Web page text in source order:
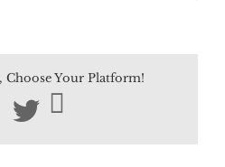
Choose Your Platform!
Facebook
Twitter